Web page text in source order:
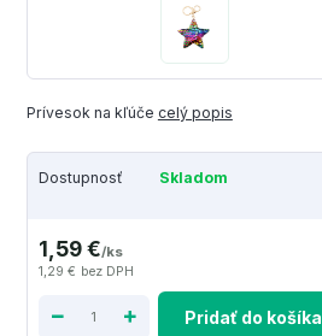
Prívesok na kľúče celý popis
Dostupnosť Skladom
1,59 €/ks
1,29 € bez DPH
Pridať do košíka